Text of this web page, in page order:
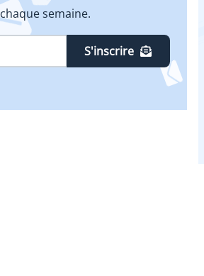
chaque semaine.
S'inscrire